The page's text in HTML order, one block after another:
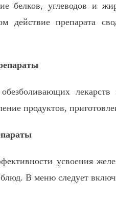
белков, углеводов и
действие препарата
лекарств
продуктов,
усвоения
В меню следует